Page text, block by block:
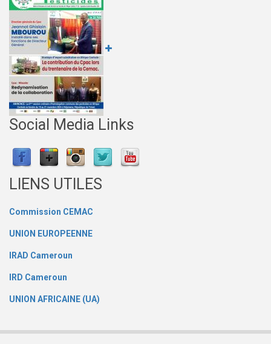
Social Media Links
LIENS UTILES
Commission CEMAC
UNION EUROPEENNE
IRAD Cameroun
IRD Cameroun
UNION AFRICAINE (UA)